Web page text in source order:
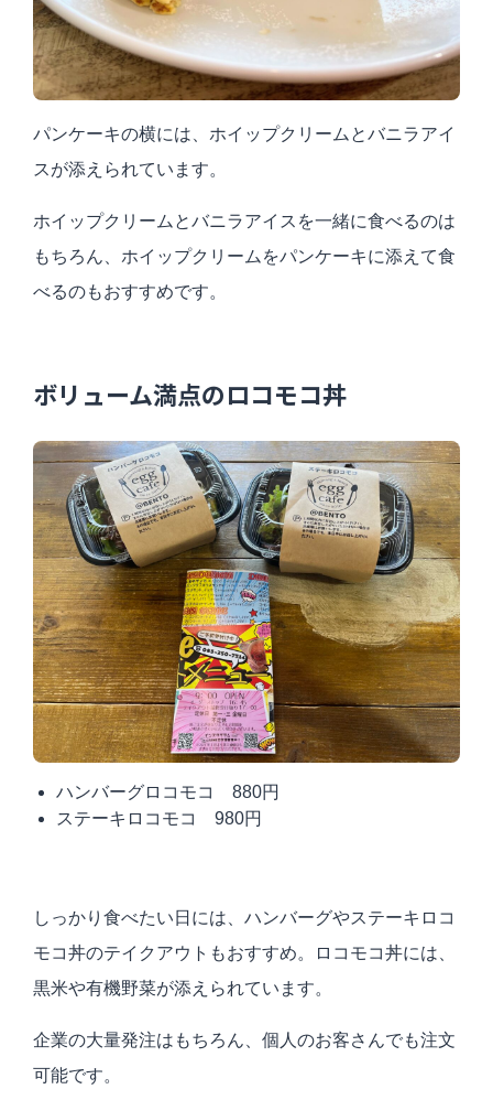
パンケーキの横には、ホイップクリームとバニラアイ
スが添えられています。
ホイップクリームとバニラアイスを一緒に食べるのは
もちろん、ホイップクリームをパンケーキに添えて食
べるのもおすすめです。
ボリューム満点のロコモコ丼
ハンバーグロコモコ 880円
ステーキロコモコ 980円
しっかり食べたい日には、ハンバーグやステーキロコ
モコ丼のテイクアウトもおすすめ。ロコモコ丼には、
黒米や有機野菜が添えられています。
企業の大量発注はもちろん、個人のお客さんでも注文
可能です。